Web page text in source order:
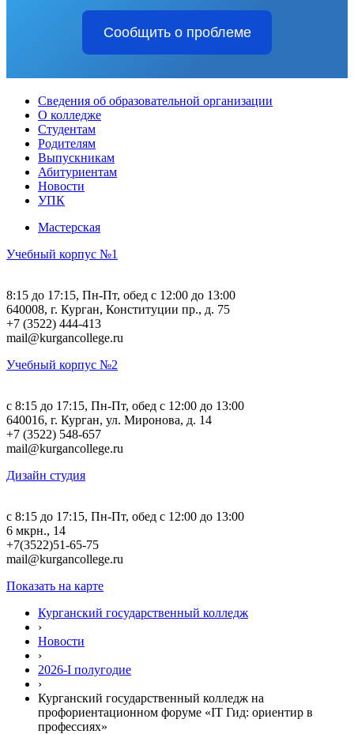
Сообщить о проблеме
Сведения об образовательной организации
О колледже
Студентам
Родителям
Выпускникам
Абитуриентам
Новости
УПК
Мастерская
Учебный корпус №1
8:15 до 17:15, Пн-Пт, обед с 12:00 до 13:00
640008, г. Курган, Конституции пр., д. 75
+7 (3522) 444-413
mail@kurgancollege.ru
Учебный корпус №2
c 8:15 до 17:15, Пн-Пт, обед с 12:00 до 13:00
640016, г. Курган, ул. Миронова, д. 14
+7 (3522) 548-657
mail@kurgancollege.ru
Дизайн студия
c 8:15 до 17:15, Пн-Пт, обед с 12:00 до 13:00
6 мкрн., 14
+7(3522)51-65-75
mail@kurgancollege.ru
Показать на карте
Курганский государственный колледж
›
Новости
›
2026-I полугодие
›
Курганский государственный колледж на
профориентационном форуме «IT Гид: ориентир в
профессиях»